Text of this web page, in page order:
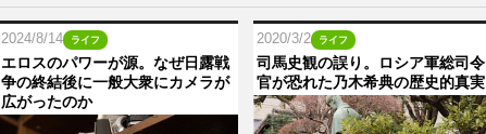
2024/8/14 ライフ
エロスのパワーが源。なぜ日露戦
争の終結後に一般大衆にカメラが
広がったのか
2020/3/2 ライフ
司馬史観の誤り。ロシア軍総司令
官が恐れた乃木希典の歴史的真実